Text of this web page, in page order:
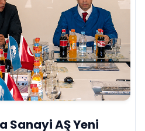
Sanayi AŞ Yeni